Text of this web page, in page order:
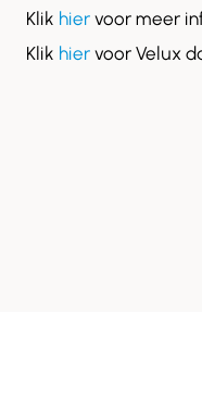
Klik hier voor meer
Klik hier voor Velux